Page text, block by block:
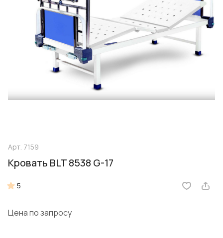
Арт. 7159
Кровать BLT 8538 G-17
5
Цена по запросу